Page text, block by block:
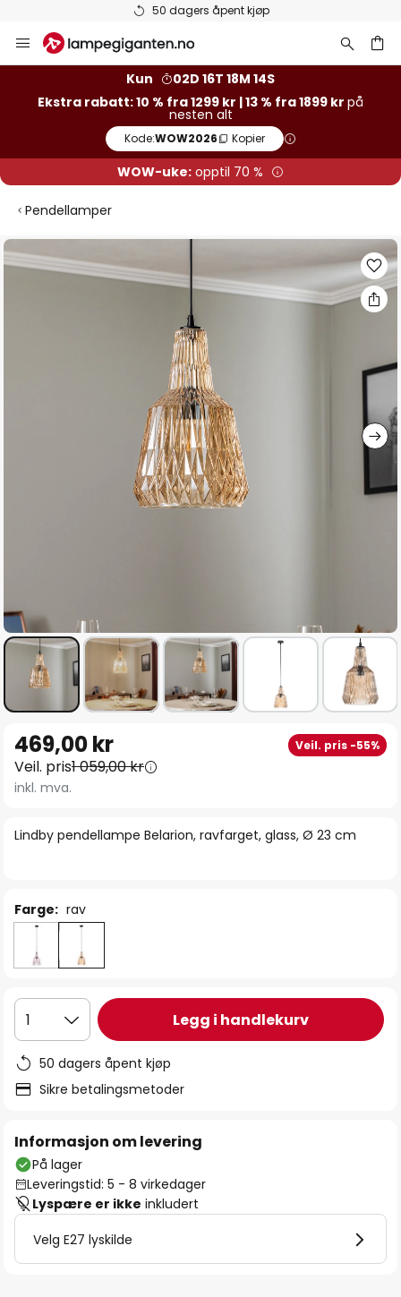
50 dagers åpent kjøp
Hopp
til
Kun
02D 16T 18M 14S
Ekstra rabatt: 10 % fra 1299 kr | 13 % fra 1899 kr på
nesten alt
Kode:WOW2026 Kopier
WOW-uke: opptil 70 %
Pendellamper
Gå
til
begynnelsen
av
Lindby pendellampe Belarion, ravfarget, glass, Ø 23 cm
469,00 kr Veil. pris -55%
Veil. pris1 059,00 kr
inkl. mva.
Farge: rav
1 Legg i handlekurv
50 dagers åpent kjøp
Sikre betalingsmetoder
Informasjon om levering
På lager
Leveringstid: 5 - 8 virkedager
Lyspære er ikke inkludert
Velg E27 lyskilde